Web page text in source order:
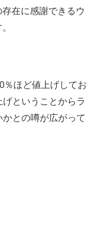
在に感謝できるウ
％ほど値上げしてお
ということからラ
との噂が広がって